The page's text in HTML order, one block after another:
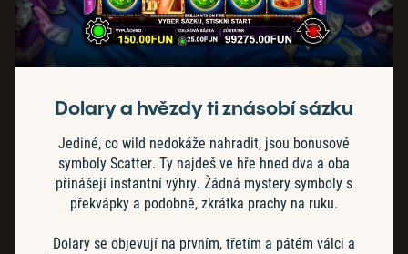
Dolary a hvězdy ti znásobí sázku
Jediné, co wild nedokáže nahradit, jsou bonusové
symboly Scatter. Ty najdeš ve hře hned dva a oba
přinášejí instantní výhry. Žádná mystery symboly s
překvápky a podobně, zkrátka prachy na ruku.
Dolary se objevují na prvním, třetím a pátém válci a